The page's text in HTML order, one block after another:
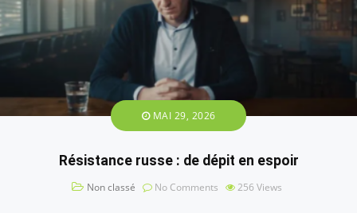
MAI 29, 2026
Résistance russe : de dépit en espoir
Non classé No Comments 256 Views